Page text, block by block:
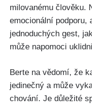
milovanému člověku.
emocionální podporu,
jednoduchých gest,
může napomoci
Berte na vědomí, že
jedinečný a může
chování. Je důležité